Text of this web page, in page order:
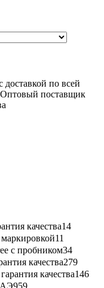
по всей
Оптовый поставщик
качества14
11
с пробником34
качества279
качества146